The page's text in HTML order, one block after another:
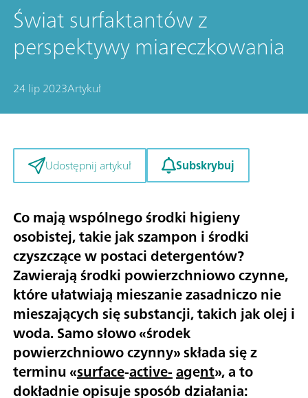
Świat surfaktantów z
perspektywy miareczkowania
24 lip 2023Artykuł
Udostępnij artykuł Subskrybuj
Co mają wspólnego środki higieny
osobistej, takie jak szampon i środki
czyszczące w postaci detergentów?
Zawierają środki powierzchniowo czynne,
które ułatwiają mieszanie zasadniczo nie
mieszających się substancji, takich jak olej i
woda. Samo słowo «środek
powierzchniowo czynny» składa się z
terminu «surface-active-agent», a to
dokładnie opisuje sposób działania: